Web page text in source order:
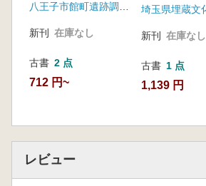
八王子市館町遺跡調査団
新刊 在庫なし
古書 2 点
712 円~
新刊 在庫なし
古書 1 点
1,139 円
レビュー